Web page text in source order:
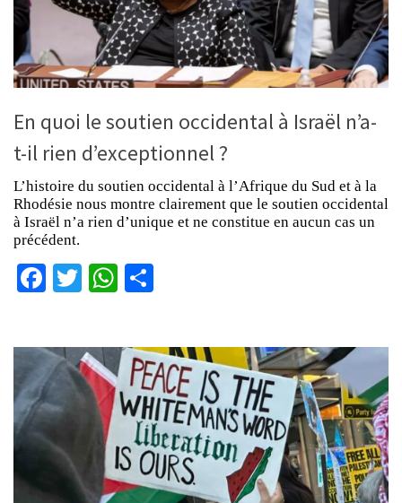
En quoi le soutien occidental à Israël n’a-
t-il rien d’exceptionnel ?
L’histoire du soutien occidental à l’Afrique du Sud et à la
Rhodésie nous montre clairement que le soutien occidental
à Israël n’a rien d’unique et ne constitue en aucun cas un
précédent.
Facebook
TwitterWhatsApp